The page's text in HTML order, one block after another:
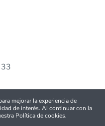
❤️ para todo el 🌎 |Free